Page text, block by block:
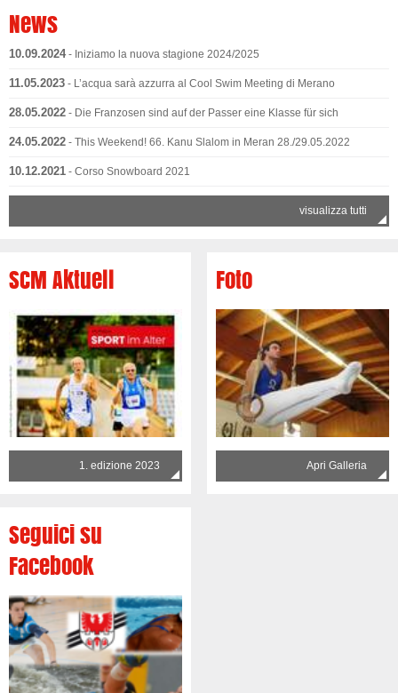
News
10.09.2024- Iniziamo la nuova stagione 2024/2025
11.05.2023 - L’acqua sarà azzurra al Cool Swim Meeting di Merano
28.05.2022 - Die Franzosen sind auf der Passer eine Klasse für sich
24.05.2022 - This Weekend! 66. Kanu Slalom in Meran 28./29.05.2022
10.12.2021 - Corso Snowboard 2021
visualizza tutti
SCM Aktuell
1. edizione 2023
Foto
Apri Galleria
Seguici su
Facebook